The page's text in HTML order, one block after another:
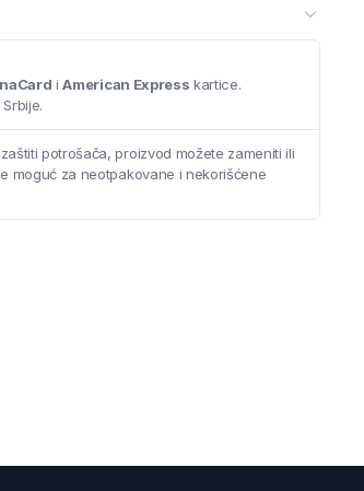
iAmerican Express kartice.
potrošača, proizvod možete zameniti ili
moguć za neotpakovane i nekorišćene